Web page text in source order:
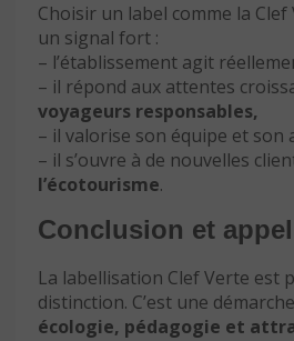
Choisir un label comme la Clef
un signal fort :
– l’établissement agit
– il répond aux attentes
voyageurs responsables,
– il valorise son équipe et son
– il s’ouvre à de nouvelles
l’écotourisme.
Conclusion et
La labellisation Clef Verte est
distinction. C’est une
écologie, pédagogie et